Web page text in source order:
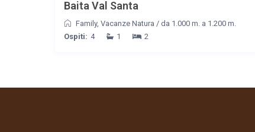
Baita Val Santa
Family, Vacanze Natura / da 1.000 m. a 1.200 m.
Ospiti: 4 1 2